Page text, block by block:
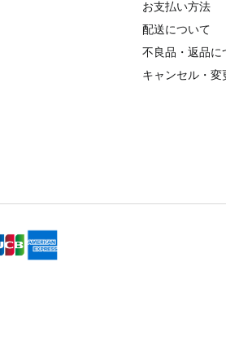
お支払い方法
配送について
不良品・返品に
キャンセル・変